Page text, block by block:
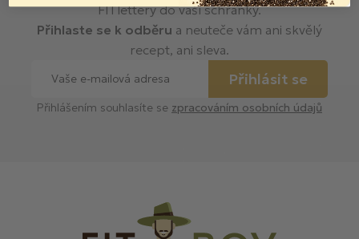
FITlettery do vaší schránky.
Přihlaste se k odběru a neuteče vám ani skvělý
recept, ani sleva.
Přihlásit se
Přihlášením souhlasíte se zpracováním osobních údajů